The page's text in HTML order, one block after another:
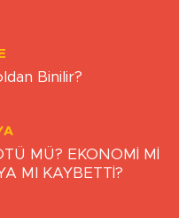
Binilir?
MÜ? EKONOMİ Mİ
MI KAYBETTİ?